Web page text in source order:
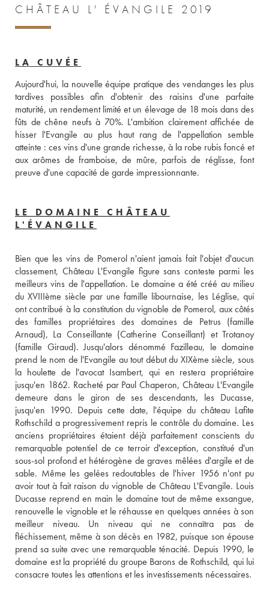
CHÂTEAU L' ÉVANGILE 2019
LA CUVÉE
Aujourd'hui, la nouvelle équipe pratique des vendanges les plus
tardives possibles afin d'obtenir des raisins d'une parfaite
maturité, un rendement limité et un élevage de 18 mois dans des
fûts de chêne neufs à 70%. L'ambition clairement affichée de
hisser l'Evangile au plus haut rang de l'appellation semble
atteinte : ces vins d'une grande richesse, à la robe rubis foncé et
aux arômes de framboise, de mûre, parfois de réglisse, font
preuve d'une capacité de garde impressionnante.
LE DOMAINE CHÂTEAU
L'ÉVANGILE
Bien que les vins de Pomerol n'aient jamais fait l'objet d'aucun
classement, Château L'Evangile figure sans conteste parmi les
meilleurs vins de l'appellation. Le domaine a été créé au milieu
du XVIIIème siècle par une famille libournaise, les Léglise, qui
ont contribué à la constitution du vignoble de Pomerol, aux côtés
des familles propriétaires des domaines de Petrus (famille
Arnaud), La Conseillante (Catherine Conseillant) et Trotanoy
(famille Giraud). Jusqu'alors dénommé Fazilleau, le domaine
prend le nom de l'Evangile au tout début du XIXème siècle, sous
la houlette de l'avocat Isambert, qui en restera propriétaire
jusqu'en 1862. Racheté par Paul Chaperon, Château L'Evangile
demeure dans le giron de ses descendants, les Ducasse,
jusqu'en 1990. Depuis cette date, l'équipe du château Lafite
Rothschild a progressivement repris le contrôle du domaine. Les
anciens propriétaires étaient déjà parfaitement conscients du
remarquable potentiel de ce terroir d'exception, constitué d'un
sous-sol profond et hétérogène de graves mêlées d'argile et de
sable. Même les gelées redoutables de l'hiver 1956 n'ont pu
avoir tout à fait raison du vignoble de Château L'Evangile. Louis
Ducasse reprend en main le domaine tout de même exsangue,
renouvelle le vignoble et le réhausse en quelques années à son
meilleur niveau. Un niveau qui ne connaîtra pas de
fléchissement, même à son décès en 1982, puisque son épouse
prend sa suite avec une remarquable ténacité. Depuis 1990, le
domaine est la propriété du groupe Barons de Rothschild, qui lui
consacre toutes les attentions et les investissements nécessaires.